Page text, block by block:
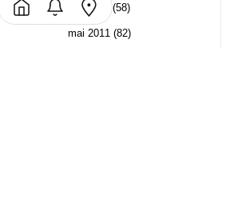
juin 2011 (58)
mai 2011 (82)